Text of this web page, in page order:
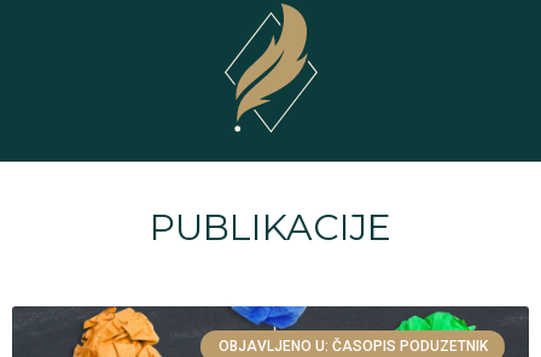
PUBLIKACIJE
OBJAVLJENO U: ČASOPIS PODUZETNIK